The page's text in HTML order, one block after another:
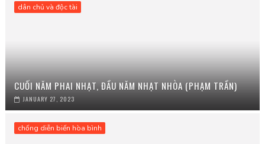
dân chủ và độc tài
CUỐI NĂM PHAI NHẠT, ĐẦU NĂM NHẠT NHÒA (PHẠM TRẦN)
JANUARY 27, 2023
chống diễn biến hòa bình